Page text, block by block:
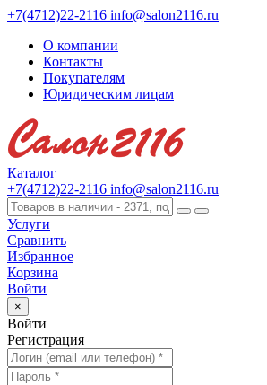
+7(4712)22-2116 info@salon2116.ru
О компании
Контакты
Покупателям
Юридическим лицам
Каталог
+7(4712)22-2116 info@salon2116.ru
Услуги
Сравнить
Избранное
Корзина
Войти
×
Войти
Регистрация